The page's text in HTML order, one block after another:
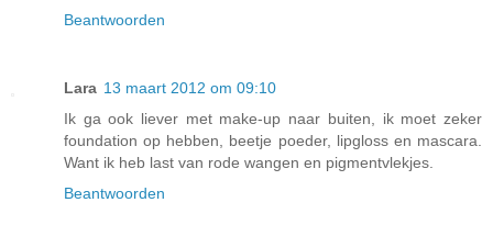
Beantwoorden
Lara 13 maart 2012 om 09:10
Ik ga ook liever met make-up naar buiten, ik moet zeker
foundation op hebben, beetje poeder, lipgloss en mascara.
Want ik heb last van rode wangen en pigmentvlekjes.
Beantwoorden